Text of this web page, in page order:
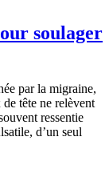
soulager
par la migraine,
tête ne relèvent
ressentie
d’un seul